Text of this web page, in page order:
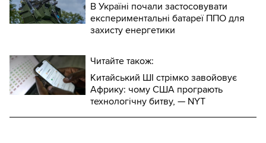
В Україні почали застосовувати
експериментальні батареї ППО для
захисту енергетики
Читайте також:
Китайський ШІ стрімко завойовує
Африку: чому США програють
технологічну битву, — NYT